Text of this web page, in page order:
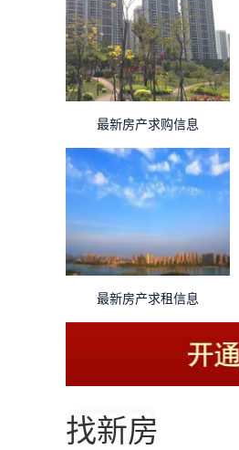
最新房产求购信息
最新房产求租信息
找新房